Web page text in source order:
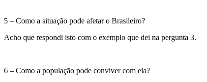
5 – Como a situação pode afetar o Brasileiro?
Acho que respondi isto com o exemplo que dei na pergunta 3.
6 – Como a população pode conviver com ela?